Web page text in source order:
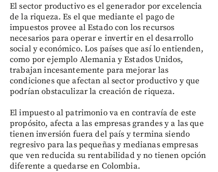
El sector productivo es el generador por excelencia
de la riqueza. Es el que mediante el pago de
impuestos provee al Estado con los recursos
necesarios para operar e invertir en el desarrollo
social y económico. Los países que así lo entienden,
como por ejemplo Alemania y Estados Unidos,
trabajan incesantemente para mejorar las
condiciones que afectan al sector productivo y que
podrían obstaculizar la creación de riqueza.
El impuesto al patrimonio va en contravía de este
propósito, afecta a las empresas grandes y a las que
tienen inversión fuera del país y termina siendo
regresivo para las pequeñas y medianas empresas
que ven reducida su rentabilidad y no tienen opción
diferente a quedarse en Colombia.